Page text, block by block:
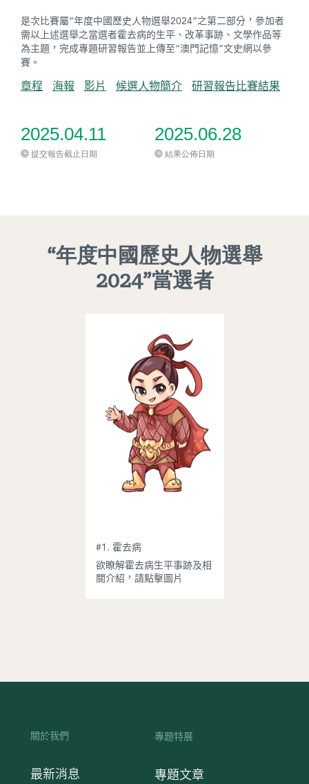
是次比賽屬“年度中國歷史人物選舉2024”之第二部分，參加者
需以上述選舉之當選者霍去病的生平、改革事跡、文學作品等
為主題，完成專題研習報告並上傳至“澳門記憶”文史網以參
賽。
章程 海報 影片 候選人物簡介 研習報告比賽結果
2025.04.11
提交報告截止日期
2025.06.28
結果公佈日期
“年度中國歷史人物選舉
2024”當選者
#1. 霍去病
欲瞭解霍去病生平事跡及相
關介紹，請點擊圖片
關於我們
最新消息
專題特展
專題文章